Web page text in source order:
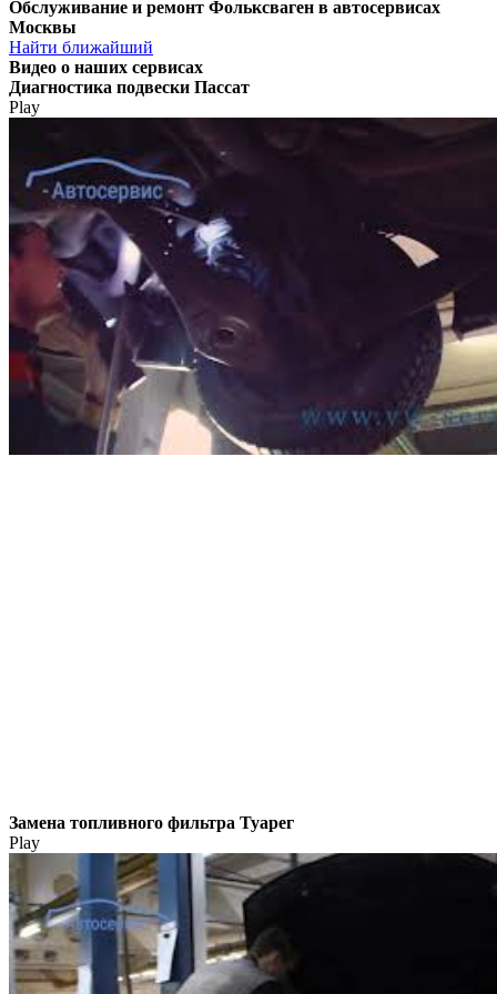
Обслуживание и ремонт Фольксваген в автосервисах
Москвы
Найти ближайший
Видео о наших сервисах
Диагностика подвески Пассат
Play
Замена топливного фильтра Туарег
Play